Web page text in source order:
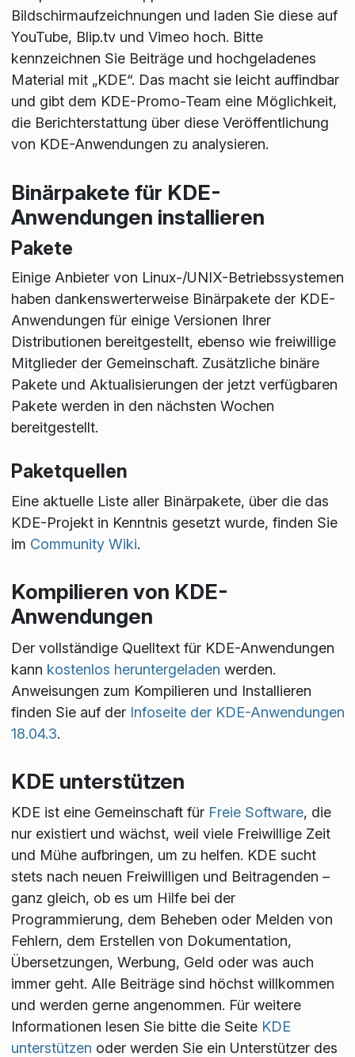
Bildschirmaufzeichnungen und laden Sie diese auf
YouTube, Blip.tv und Vimeo hoch. Bitte
kennzeichnen Sie Beiträge und hochgeladenes
Material mit „KDE“. Das macht sie leicht auffindbar
und gibt dem KDE-Promo-Team eine Möglichkeit,
die Berichterstattung über diese Veröffentlichung
von KDE-Anwendungen zu analysieren.
Binärpakete für KDE-
Anwendungen installieren
Pakete
Einige Anbieter von Linux-/UNIX-Betriebssystemen
haben dankenswerterweise Binärpakete der KDE-
Anwendungen für einige Versionen Ihrer
Distributionen bereitgestellt, ebenso wie freiwillige
Mitglieder der Gemeinschaft. Zusätzliche binäre
Pakete und Aktualisierungen der jetzt verfügbaren
Pakete werden in den nächsten Wochen
bereitgestellt.
Paketquellen
Eine aktuelle Liste aller Binärpakete, über die das
KDE-Projekt in Kenntnis gesetzt wurde, finden Sie
im Community Wiki.
Kompilieren von KDE-
Anwendungen
Der vollständige Quelltext für KDE-Anwendungen
kann kostenlos heruntergeladen werden.
Anweisungen zum Kompilieren und Installieren
finden Sie auf der Infoseite der KDE-Anwendungen
18.04.3.
KDE unterstützen
KDE ist eine Gemeinschaft für Freie Software, die
nur existiert und wächst, weil viele Freiwillige Zeit
und Mühe aufbringen, um zu helfen. KDE sucht
stets nach neuen Freiwilligen und Beitragenden –
ganz gleich, ob es um Hilfe bei der
Programmierung, dem Beheben oder Melden von
Fehlern, dem Erstellen von Dokumentation,
Übersetzungen, Werbung, Geld oder was auch
immer geht. Alle Beiträge sind höchst willkommen
und werden gerne angenommen. Für weitere
Informationen lesen Sie bitte die Seite KDE
unterstützen oder werden Sie ein Unterstützer des